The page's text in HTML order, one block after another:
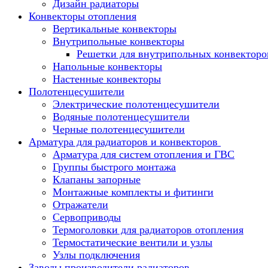
Дизайн радиаторы
Конвекторы отопления
Вертикальные конвекторы
Внутрипольные конвекторы
Решетки для внутрипольных
Напольные конвекторы
Настенные конвекторы
Полотенцесушители
Электрические полотенцесушители
Водяные полотенцесушители
Черные полотенцесушители
Арматура для радиаторов и конвекторов
Арматура для систем отопления и ГВС
Группы быстрого монтажа
Клапаны запорные
Монтажные комплекты и фитинги
Отражатели
Сервоприводы
Термоголовки для радиаторов отопления
Термостатические вентили и узлы
Узлы подключения